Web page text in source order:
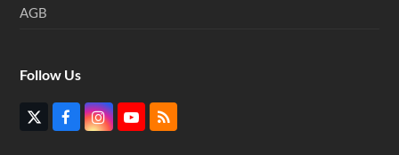
AGB
Follow Us
TwitterFacebookInstagram
YouTube
RSS